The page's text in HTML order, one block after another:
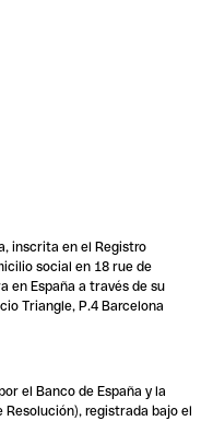
inscrita en el Registro
social en 18 rue de
en España a través de su
Triangle, P.4 Barcelona
el Banco de España y la
registrada bajo el